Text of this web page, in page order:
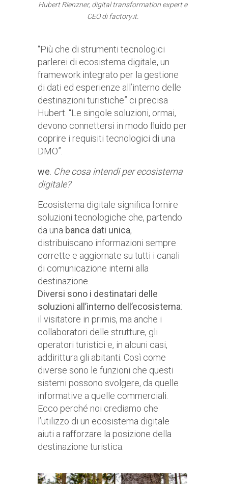
Hubert Rienzner, digital transformation expert e
CEO di factory.it.
“Più che di strumenti tecnologici
parlerei di ecosistema digitale, un
framework integrato per la gestione
di dati ed esperienze all’interno delle
destinazioni turistiche” ci precisa
Hubert. “Le singole soluzioni, ormai,
devono connettersi in modo fluido per
coprire i requisiti tecnologici di una
DMO”.
we. Che cosa intendi per ecosistema
digitale?
Ecosistema digitale significa fornire
soluzioni tecnologiche che, partendo
da una banca dati unica,
distribuiscano informazioni sempre
corrette e aggiornate su tutti i canali
di comunicazione interni alla
destinazione.
Diversi sono i destinatari delle
soluzioni all’interno dell’ecosistema:
il visitatore in primis, ma anche i
collaboratori delle strutture, gli
operatori turistici e, in alcuni casi,
addirittura gli abitanti. Così come
diverse sono le funzioni che questi
sistemi possono svolgere, da quelle
informative a quelle commerciali.
Ecco perché noi crediamo che
l’utilizzo di un ecosistema digitale
aiuti a rafforzare la posizione della
destinazione turistica.